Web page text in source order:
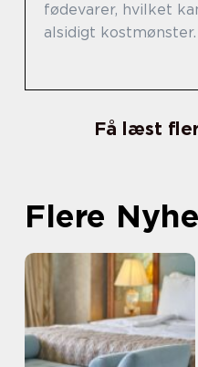
fødevarer, hvilket
alsidigt kostmønster.
Få læst
Flere